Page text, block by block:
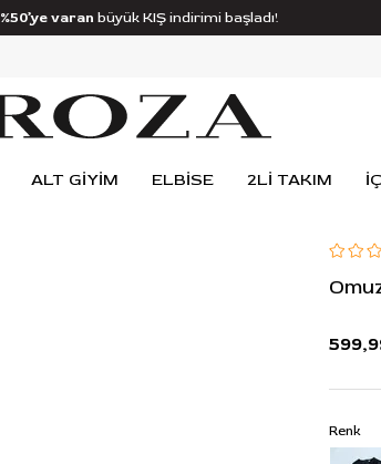
%50’ye varan büyük KIŞ indirimi başladı!
ALT GİYİM ELBİSE 2Lİ TAKIM
Renk